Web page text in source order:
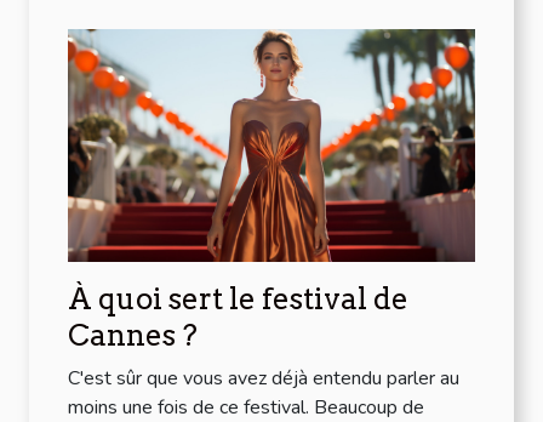
À quoi sert le festival de
Cannes ?
C'est sûr que vous avez déjà entendu parler au
moins une fois de ce festival. Beaucoup de